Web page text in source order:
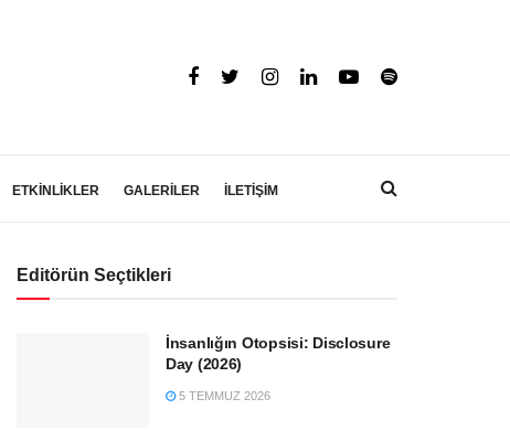
ETKİNLİKLER GALERİLER İLETİŞİM
Editörün Seçtikleri
İnsanlığın Otopsisi: Disclosure
Day (2026)
5 TEMMUZ 2026